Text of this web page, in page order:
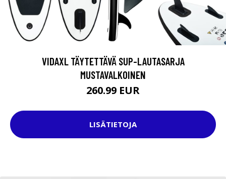
VIDAXL TÄYTETTÄVÄ SUP-LAUTASARJA
MUSTAVALKOINEN
260.99 EUR
LISÄTIETOJA